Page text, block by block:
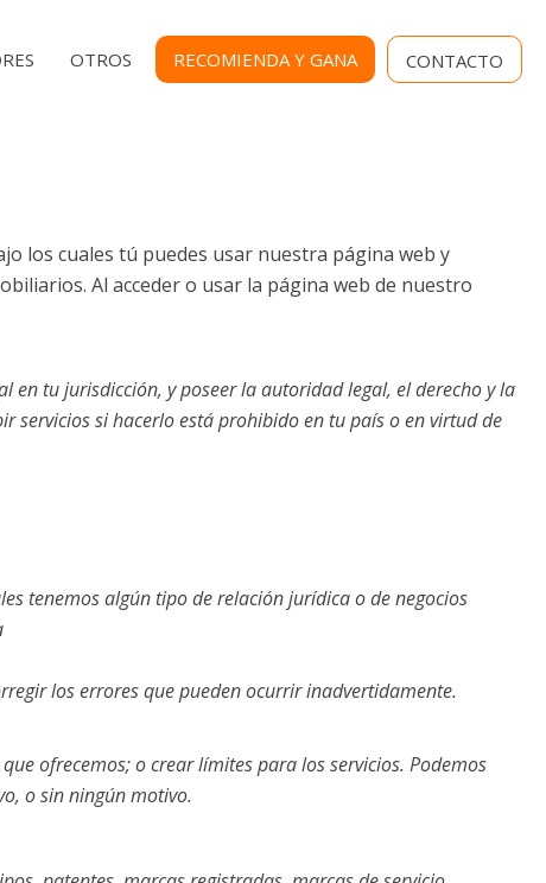
OTROS
MENU
RECOMIENDA Y GANA CONTACTO
los cuales tú puedes usar nuestra página web y
Al acceder o usar la página web de nuestro
en tu jurisdicción, y poseer la autoridad legal, el derecho y la
servicios si hacerlo está prohibido en tu país o en virtud de
tenemos algún tipo de relación jurídica o de negocios
los errores que pueden ocurrir inadvertidamente.
ofrecemos; o crear límites para los servicios. Podemos
o sin ningún motivo.